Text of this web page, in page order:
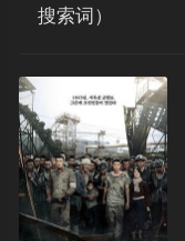
搜索词）